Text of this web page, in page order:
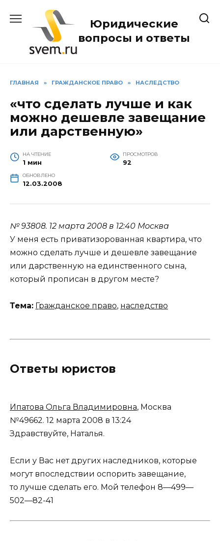
содержанию
Юридические
вопросы и ответы
ГЛАВНАЯ » ГРАЖДАНСКОЕ ПРАВО » НАСЛЕДСТВО
«что сделать лучше и как
можно дешевле завещание
или дарственную»
НА ЧТЕНИЕ
1 мин
ПРОСМОТРОВ
92
ОБНОВЛЕНО
12.03.2008
№ 93808. 12 марта 2008 в 12:40 Москва
У меня есть приватизорованная квартира, что
можно сделать лучше и дешевле завещание
или дарственную на единственного сына,
который прописан в другом месте?
Тема: Гражданское право, наследство
Ответы юристов
Ипатова Ольга Владимировна, Москва
№49662. 12 марта 2008 в 13:24
Здравствуйте, Наталья.
Если у Вас нет других наследников, которые
могут впоследствии оспорить завещание,
то лучше сделать его. Мой телефон 8—499—
502—82-41